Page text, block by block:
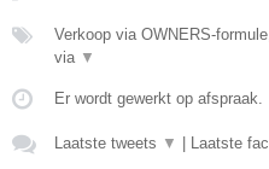
Verkoop via OWNERS-
via ▼
Er wordt gewerkt op afspraak.
Laatste tweets ▼ Laatste